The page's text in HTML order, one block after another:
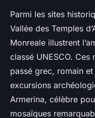
Parmi les sites
Vallée des Temples
Monreale illustrent
classé UNESCO.
passé grec, romain
excursions
Armerina, célèbre
mosaïques